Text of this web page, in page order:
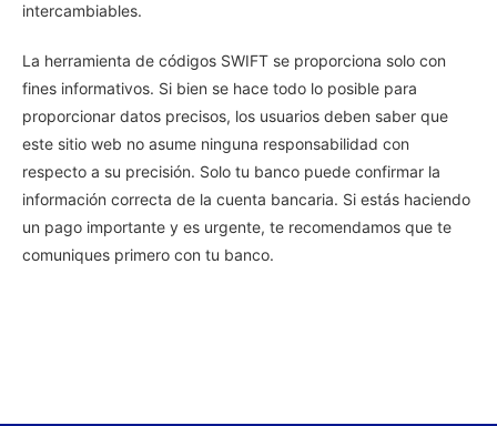
intercambiables.
La herramienta de códigos SWIFT se proporciona solo con
fines informativos. Si bien se hace todo lo posible para
proporcionar datos precisos, los usuarios deben saber que
este sitio web no asume ninguna responsabilidad con
respecto a su precisión. Solo tu banco puede confirmar la
información correcta de la cuenta bancaria. Si estás haciendo
un pago importante y es urgente, te recomendamos que te
comuniques primero con tu banco.